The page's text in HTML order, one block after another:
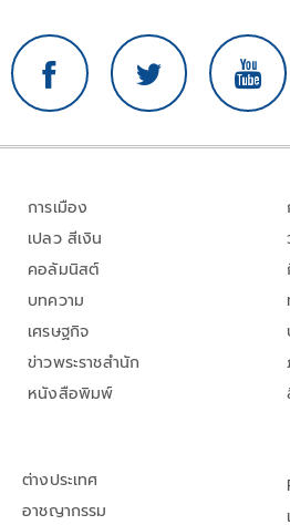
การเมือง
เปลว สีเงิน
คอลัมนิสต์
บทความ
เศรษฐกิจ
ข่าวพระราชสำนัก
หนังสือพิมพ์
ต่างประเทศ
อาชญากรรม